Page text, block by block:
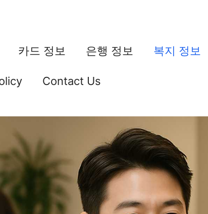
카드 정보 은행 정보 복지 정보
Contact Us